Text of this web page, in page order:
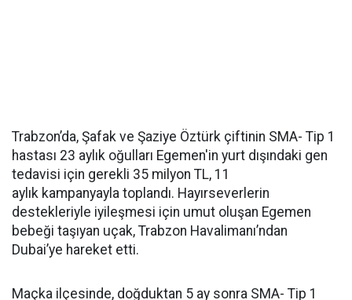
Trabzon’da, Şafak ve Şaziye Öztürk çiftinin SMA- Tip 1
hastası 23 aylık oğulları Egemen'in yurt dışındaki gen
tedavisi için gerekli 35 milyon TL, 11
aylık kampanyayla toplandı. Hayırseverlerin
destekleriyle iyileşmesi için umut oluşan Egemen
bebeği taşıyan uçak, Trabzon Havalimanı’ndan
Dubai’ye hareket etti.
Maçka ilçesinde, doğduktan 5 ay sonra SMA- Tip 1